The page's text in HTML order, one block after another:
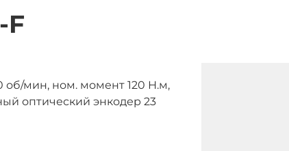
F
об/мин, ном. момент 120 Н.м,
оптический энкодер 23